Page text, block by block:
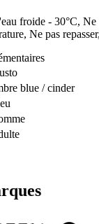
froide - 30°C, Ne
Ne pas
blue / cinder